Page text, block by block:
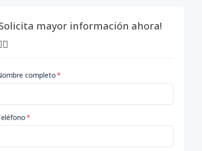
mayor información ahora!
completo*
*